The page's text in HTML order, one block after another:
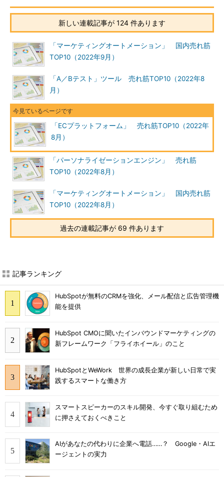
新しい連載記事が 124 件あります
「マーケティングオートメーション」 国内売れ筋
TOP10（2022年9月）
「A／Bテスト」ツール 売れ筋TOP10（2022年8
月）
「ECプラットフォーム」 売れ筋TOP10（2022年
8月）
「パーソナライゼーションエンジン」 売れ筋
TOP10（2022年8月）
「マーケティングオートメーション」 国内売れ筋
TOP10（2022年8月）
過去の連載記事が 69 件あります
記事ランキング
HubSpotが無料のCRMを強化、メール配信と広告管理機
能を提供
HubSpot CMOに聞いたインバウンドマーケティングの
新フレームワーク「フライホイール」のこと
HubSpotとWeWork 世界の成長企業が新しい日常で実
践するスマートな働き方
スマートスピーカーのスキル開発、今すぐ取り組むため
に押さえておくべきこと
AIがあなたの代わりに企業へ電話……？ Google・AIエ
ージェントの実力